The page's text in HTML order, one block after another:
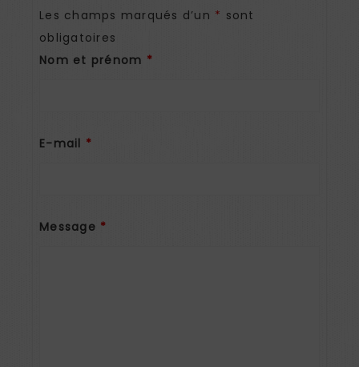
Les champs marqués d’un * sont
obligatoires
Nom et prénom *
E-mail *
Message *